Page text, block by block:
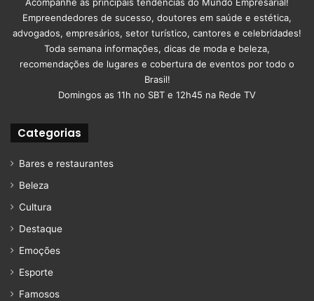
Empreendedores de sucesso, doutores em saúde e estética,
advogados, empresários, setor turístico, cantores e celebridades!
Toda semana informações, dicas de moda e beleza,
recomendações de lugares e cobertura de eventos por todo o
Brasil!
Domingos as 11h no SBT e 12h45 na Rede TV
Categorias
Bares e restaurantes
Beleza
Cultura
Destaque
Emoções
Esporte
Famosos